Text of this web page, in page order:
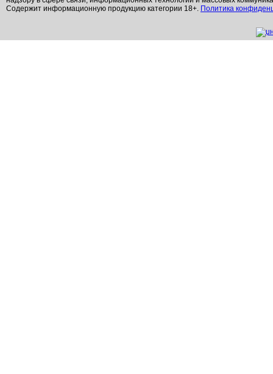
Содержит информационную продукцию категории 18+. Политика